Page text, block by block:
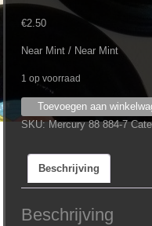
€2.50
Near Mint / Near Mint
1 op voorraad
Gerard
Joling
In
This
World
(7")
Toevoegen aan
SKU: Mercury 88 884-7
Beschrijving
Beschrijving